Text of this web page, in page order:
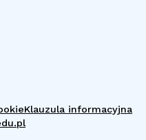
Klauzula informacyjna